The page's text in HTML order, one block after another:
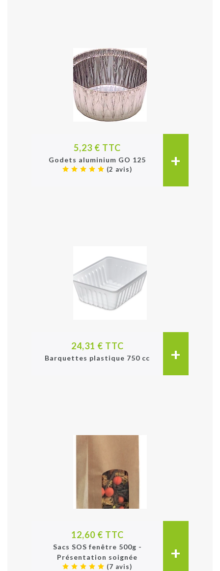
5,23 € TTC
Godets aluminium GO 125
(2 avis) +
24,31 € TTC
Barquettes plastique 750 cc +
12,60 € TTC
Sacs SOS fenêtre 500g -
Présentation soignée
(7 avis)
+